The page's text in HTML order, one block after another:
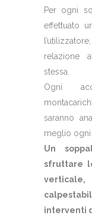
Per ogni
effettuato
relazione
stessa.
Ogni
saranno
meglio ogni
Un
sfruttare
interventi